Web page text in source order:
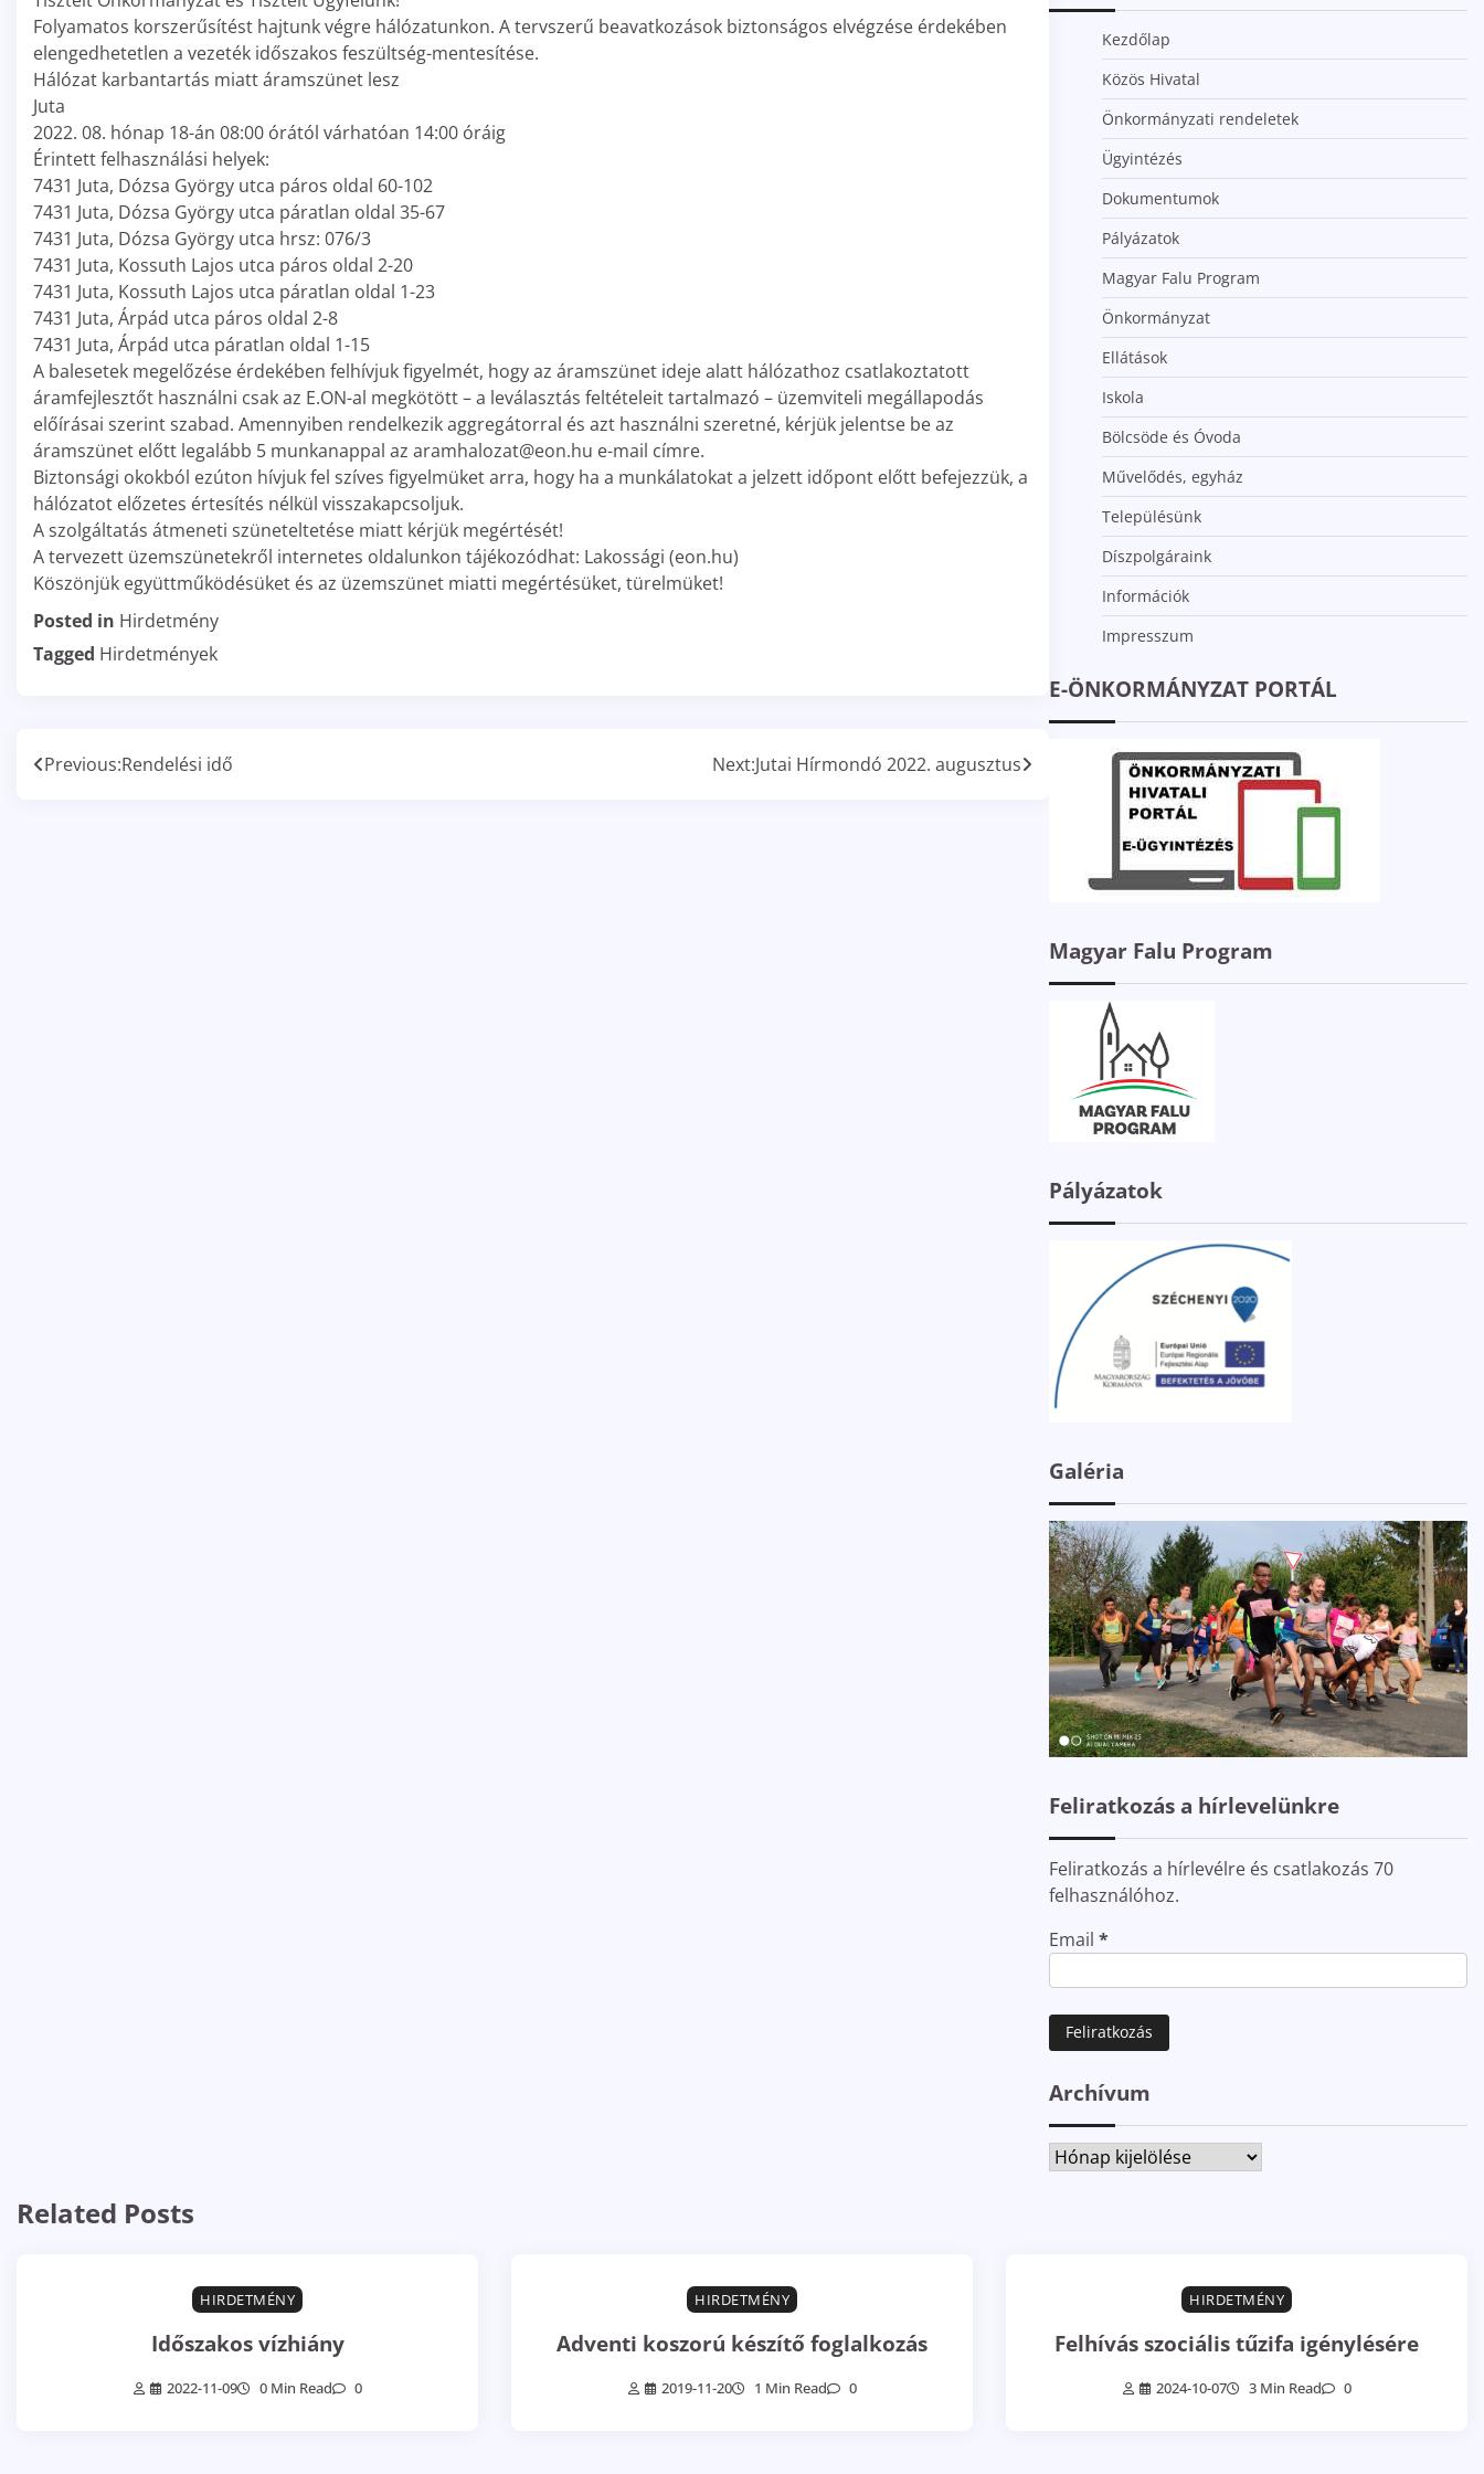
Folyamatos korszerűsítést hajtunk végre hálózatunkon. A tervszerű beavatkozások biztonságos elvégzése érdekében
elengedhetetlen a vezeték időszakos feszültség-mentesítése.
Hálózat karbantartás miatt áramszünet lesz
Juta
2022. 08. hónap 18-án 08:00 órától várhatóan 14:00 óráig
Érintett felhasználási helyek:
7431 Juta, Dózsa György utca páros oldal 60-102
7431 Juta, Dózsa György utca páratlan oldal 35-67
7431 Juta, Dózsa György utca hrsz: 076/3
7431 Juta, Kossuth Lajos utca páros oldal 2-20
7431 Juta, Kossuth Lajos utca páratlan oldal 1-23
7431 Juta, Árpád utca páros oldal 2-8
7431 Juta, Árpád utca páratlan oldal 1-15
A balesetek megelőzése érdekében felhívjuk figyelmét, hogy az áramszünet ideje alatt hálózathoz csatlakoztatott
áramfejlesztőt használni csak az E.ON-al megkötött – a leválasztás feltételeit tartalmazó – üzemviteli megállapodás
előírásai szerint szabad. Amennyiben rendelkezik aggregátorral és azt használni szeretné, kérjük jelentse be az
áramszünet előtt legalább 5 munkanappal az aramhalozat@eon.hu e-mail címre.
Biztonsági okokból ezúton hívjuk fel szíves figyelmüket arra, hogy ha a munkálatokat a jelzett időpont előtt befejezzük, a
hálózatot előzetes értesítés nélkül visszakapcsoljuk.
A szolgáltatás átmeneti szüneteltetése miatt kérjük megértését!
A tervezett üzemszünetekről internetes oldalunkon tájékozódhat: Lakossági (eon.hu)
Köszönjük együttműködésüket és az üzemszünet miatti megértésüket, türelmüket!
Posted in Hirdetmény
Tagged Hirdetmények
Bejegyzés
Previous:Rendelési idő Next:Jutai Hírmondó 2022. augusztus
Kezdőlap
Közös Hivatal
Önkormányzati rendeletek
Ügyintézés
Dokumentumok
Pályázatok
Magyar Falu Program
Önkormányzat
Ellátások
Iskola
Bölcsöde és Óvoda
Művelődés, egyház
Településünk
Díszpolgáraink
Információk
Impresszum
E-ÖNKORMÁNYZAT PORTÁL
Magyar Falu Program
Pályázatok
Galéria
Feliratkozás a hírlevelünkre
Feliratkozás a hírlevélre és csatlakozás 70
felhasználóhoz.
Email *
Archívum
Archívum
Related Posts
HIRDETMÉNY
Időszakos vízhiány
2022-11-09 0 Min Read 0
HIRDETMÉNY
Adventi koszorú készítő foglalkozás
2019-11-20 1 Min Read 0
HIRDETMÉNY
Felhívás szociális tűzifa igénylésére
2024-10-07 3 Min Read 0